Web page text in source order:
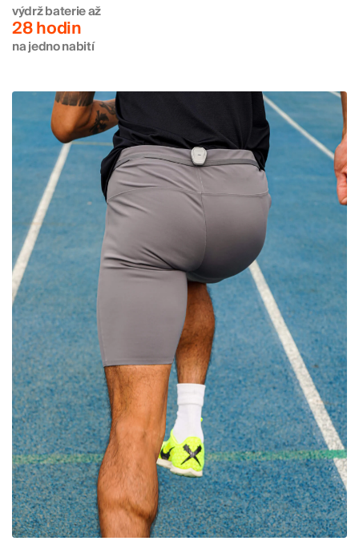
výdrž baterie až
28 hodin
na jedno nabití